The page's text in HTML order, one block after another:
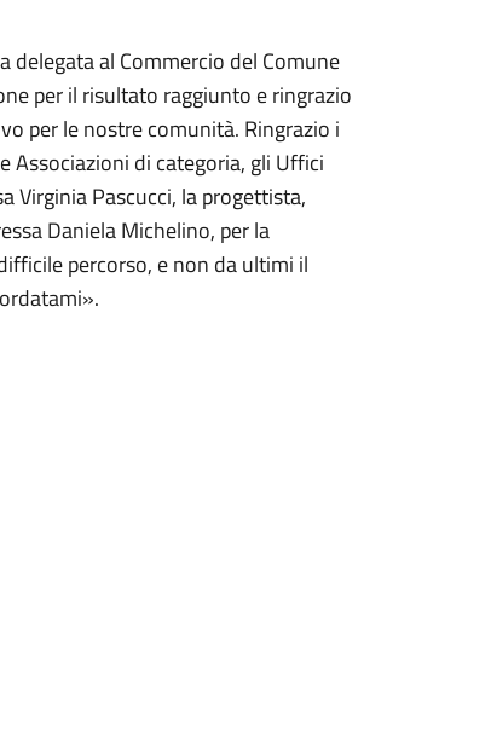
al Commercio del Comune
per il risultato raggiunto e ringrazio
per le nostre comunità. Ringrazio i
Associazioni di categoria, gli Uffici
Virginia Pascucci, la progettista,
Daniela Michelino, per la
percorso, e non da ultimi il